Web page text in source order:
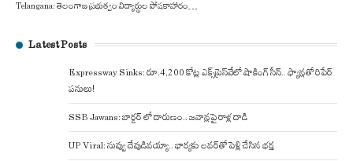
Telangana: తెలంగాణ ప్రభుత్వం విద్యార్థుల పోషకాహారం…
Latest Posts
Expressway Sinks: రూ.4,200 కోట్ల ఎక్స్‌ప్రెస్‌వేలో షాకింగ్ సీన్.. ఫ్యాన్లతో రిపేర్
పనులు!
SSB Jawans: బార్డర్ లో దారుణం.. జవాన్లపై రాళ్ల దాడి
UP Viral: నువ్వు దేవుడివయ్యా.. భార్యకు లవర్‌తో పెళ్లి చేసిన భర్త